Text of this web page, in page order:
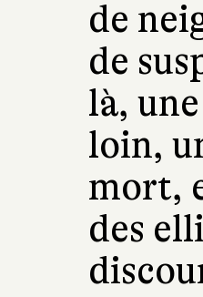
de
de
là,
loin,
mort,
des